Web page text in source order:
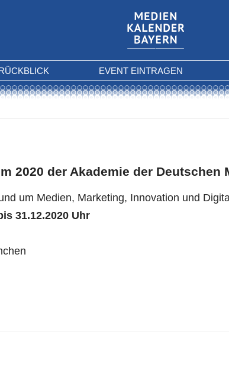
EVENT EINTRAGEN
2020 der Akademie der Deutschen
um Medien, Marketing, Innovation und
31.12.2020 Uhr